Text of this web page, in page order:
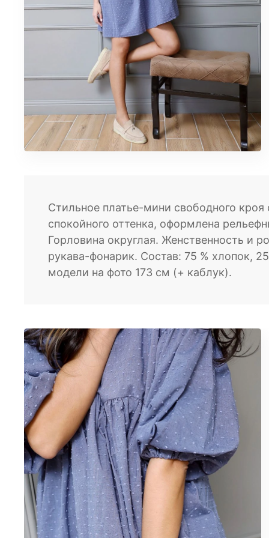
КОСМЕТИКА
Бомберы
Брюки домашние
Джеггинсы
Жакеты
Комбинезоны
Джоггеры трикотажные
Лонгсливы
Пижамы
Платье домашнее
Свитшоты
Туники домашние
Головные уборы
Джемперы
Костюмы
Майки
Платья
Рубашки
Сорочки
Толстовки
Туники
Футболки
Халаты
Шорты
Стильное платье-мини свободного
спокойного оттенка, оформлена
Горловина округлая. Женственность и
рукава-фонарик. Состав: 75 % хлопок,
модели на фото 173 см (+ каблук).